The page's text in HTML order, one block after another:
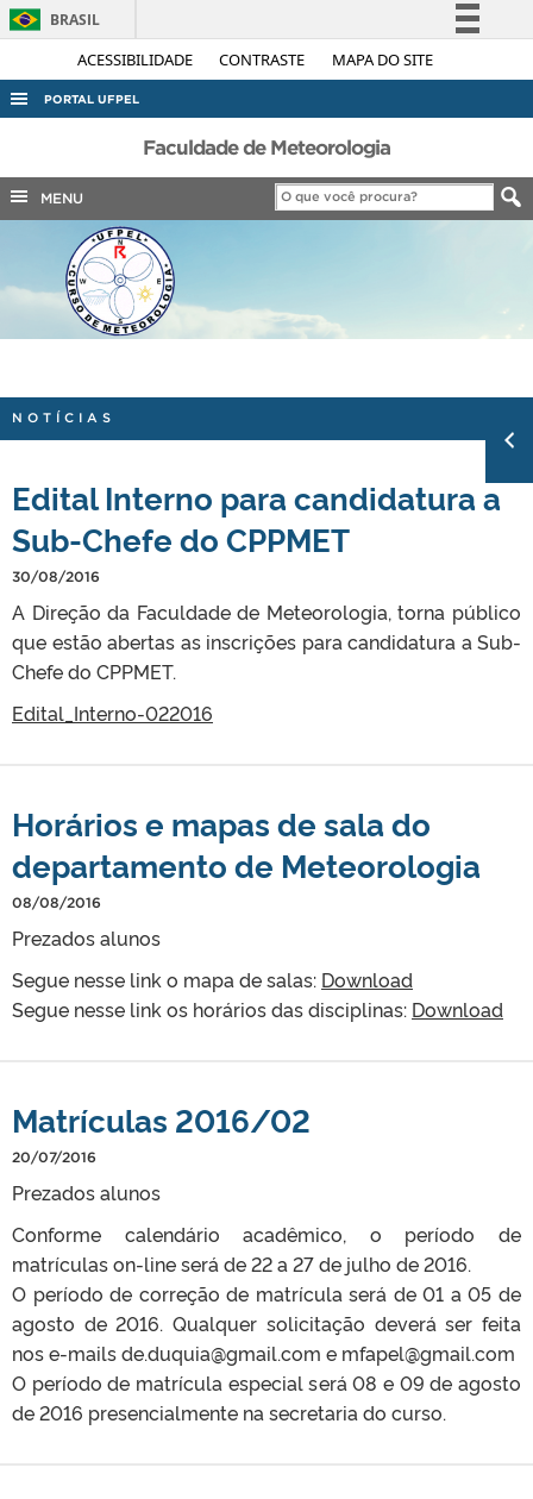
ACESSIBILIDADE CONTRASTE MAPA DO SITE
BRASIL
Simplifique!
Acesso à informação
Legislação
PORTAL UFPEL
ACESSO À INFORMAÇÃO
AUDITORIA
COBALTO
CONCURSOS
EDITAIS
INTERNACIONAL
PORTARIAS
Faculdade de Meteorologia
MENU
NOTÍCIAS
Edital Interno para candidatura a
Sub-Chefe do CPPMET
30/08/2016
A Direção da Faculdade de Meteorologia, torna público
que estão abertas as inscrições para candidatura a Sub-
Chefe do CPPMET.
Edital_Interno-022016
Horários e mapas de sala do
departamento de Meteorologia
08/08/2016
Prezados alunos
Segue nesse link o mapa de salas: Download
Segue nesse link os horários das disciplinas: Download
Matrículas 2016/02
20/07/2016
Prezados alunos
Conforme calendário acadêmico, o período de
matrículas on-line será de 22 a 27 de julho de 2016.
O período de correção de matrícula será de 01 a 05 de
agosto de 2016. Qualquer solicitação deverá ser feita
nos e-mails de.duquia@gmail.com e mfapel@gmail.com
O período de matrícula especial será 08 e 09 de agosto
de 2016 presencialmente na secretaria do curso.